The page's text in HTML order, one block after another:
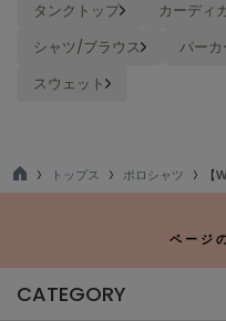
PUMA
プーマ
sanrio house
サンリオハウス
タンクトップ
カーディ
シャツ/ブラウス
パーカ
スウェット
TO
トップス ポロシャツ 【
ページ
CATEGORY